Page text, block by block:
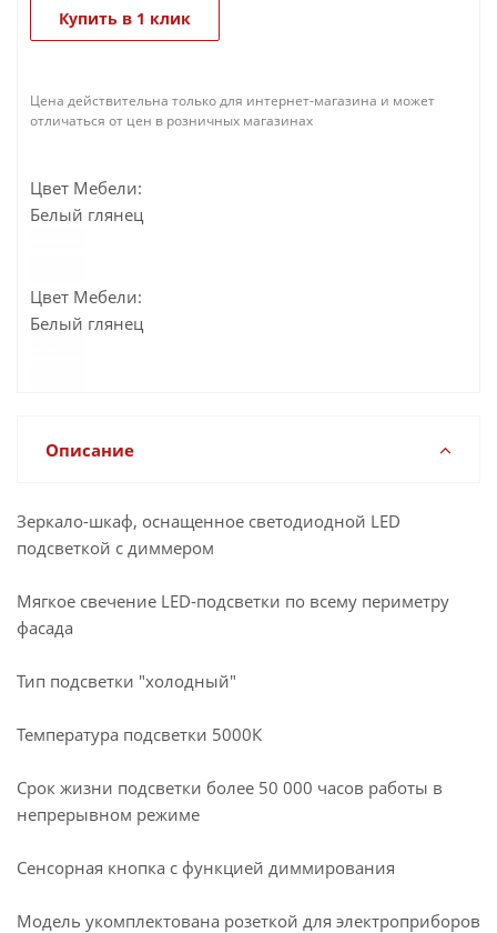
Купить в 1 клик
Цена действительна только для интернет-магазина и может
отличаться от цен в розничных магазинах
Цвет Мебели:
Белый глянец
Цвет Мебели:
Белый глянец
Описание
Зеркало-шкаф, оснащенное светодиодной LED
подсветкой с диммером
Мягкое свечение LED-подсветки по всему периметру
фасада
Тип подсветки "холодный"
Температура подсветки 5000К
Срок жизни подсветки более 50 000 часов работы в
непрерывном режиме
Сенсорная кнопка с функцией диммирования
Модель укомплектована розеткой для электроприборов